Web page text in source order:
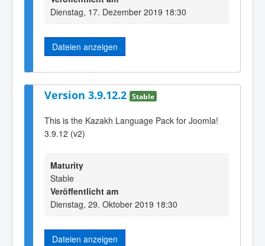
Dienstag, 17. Dezember 2019 18:30
Dateien anzeigen
Version 3.9.12.2 Stable
This is the Kazakh Language Pack for Joomla!
3.9.12 (v2)
Maturity
Stable
Veröffentlicht am
Dienstag, 29. Oktober 2019 18:30
Dateien anzeigen